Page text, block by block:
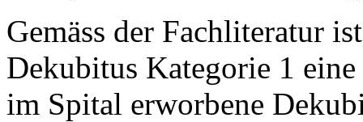
Gemäss der Fachliteratur
Dekubitus Kategorie 1
im Spital erworbene